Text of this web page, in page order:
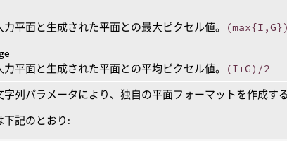
力平面と生成された平面との最大ピクセル値。
(max{I,G})
力平面と生成された平面との平均ピクセル値。
(I+G)/2
字列パラメータにより、独自の平面フォーマットを作成す
下記のとおり: